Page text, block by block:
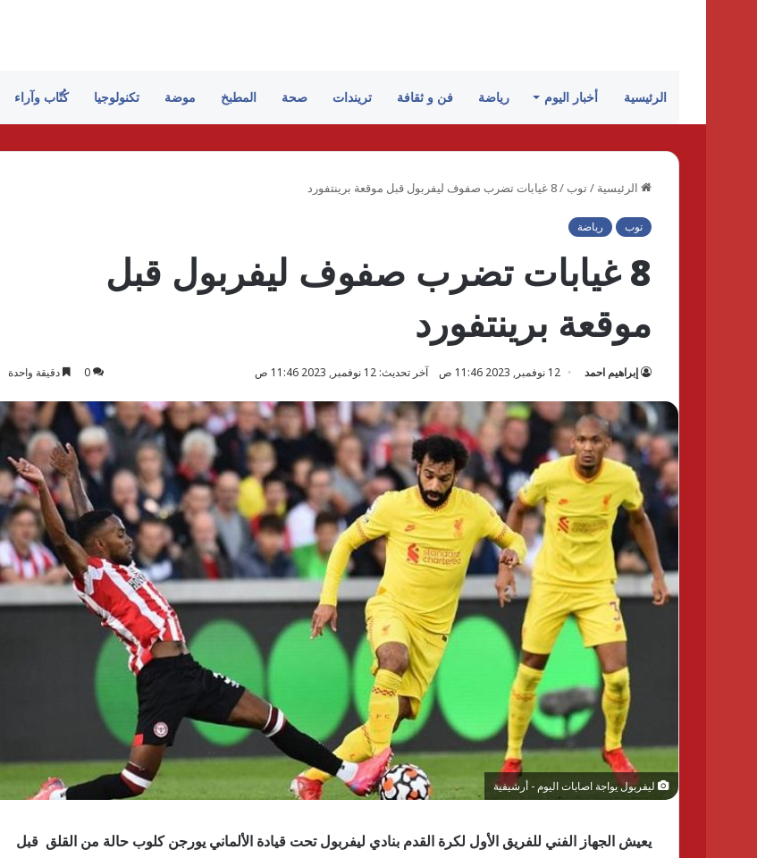
الرئيسية أخبار اليوم رياضة فن و ثقافة تريندات صحة المطبخ موضة تكنولوجيا كُتّاب وآراء
الرئيسية /توب /8 غيابات تضرب صفوف ليفربول قبل موقعة برينتفورد
توب رياضة
8 غيابات تضرب صفوف ليفربول قبل
موقعة برينتفورد
إبراهيم احمد 12 نوفمبر, 2023 11:46 ص آخر تحديث: 12 نوفمبر, 2023 11:46 ص 0 دقيقة واحدة
ليفربول يواجة اصابات اليوم - أرشيفية
يعيش الجهاز الفني للفريق الأول لكرة القدم بنادي ليفربول تحت قيادة الألماني يورجن كلوب حالة من القلق قبل